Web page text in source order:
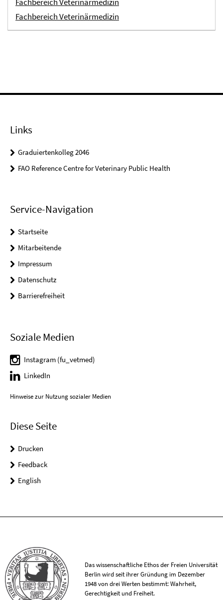
Fachbereich Veterinärmedizin
Links
Graduiertenkolleg 2046
FAO Reference Centre for Veterinary Public Health
Service-Navigation
Startseite
Mitarbeitende
Impressum
Datenschutz
Barrierefreiheit
Soziale Medien
Instagram (fu_vetmed)
LinkedIn
Hinweise zur Nutzung sozialer Medien
Diese Seite
Drucken
Feedback
English
Das wissenschaftliche Ethos der Freien Universität
Berlin wird seit ihrer Gründung im Dezember
1948 von drei Werten bestimmt: Wahrheit,
Gerechtigkeit und Freiheit.